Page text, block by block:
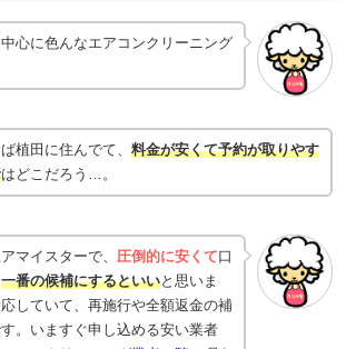
心に色んなエアコンクリーニング
植田に住んでて、 料金が安くて予約が取りやす
はどこだろう…。
マイスターで、 圧倒的に安くて口
一番の候補にするといいと思いま
していて、再施行や全額返金の補
。いますぐ申し込める安い業者